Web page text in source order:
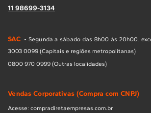
11 98699-3134
SAC • Segunda a sábado das 8h00 às 20h00,
3003 0099 (Capitais e regiões metropolitanas)
0800 970 0999 (Outras localidades)
Vendas Corporativas (Compra com CNPJ)
Acesse: compradiretaempresas.com.br